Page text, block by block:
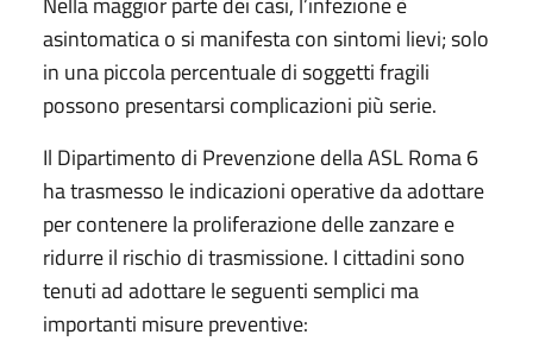
asintomatica o si manifesta con sintomi lievi; solo
in una piccola percentuale di soggetti fragili
possono presentarsi complicazioni più serie.
Il Dipartimento di Prevenzione della ASL Roma 6
ha trasmesso le indicazioni operative da adottare
per contenere la proliferazione delle zanzare e
ridurre il rischio di trasmissione. I cittadini sono
tenuti ad adottare le seguenti semplici ma
importanti misure preventive: